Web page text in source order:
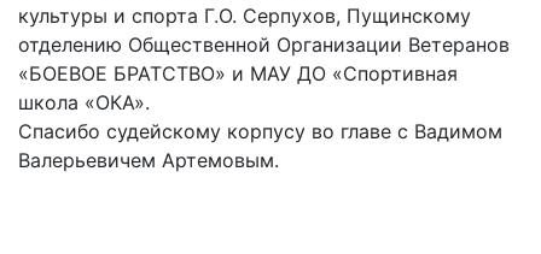
культуры и спорта Г.О. Серпухов, Пущинскому
отделению Общественной Организации Ветеранов
«БОЕВОЕ БРАТСТВО» и МАУ ДО «Спортивная
школа «ОКА».
Спасибо судейскому корпусу во главе с Вадимом
Валерьевичем Артемовым.